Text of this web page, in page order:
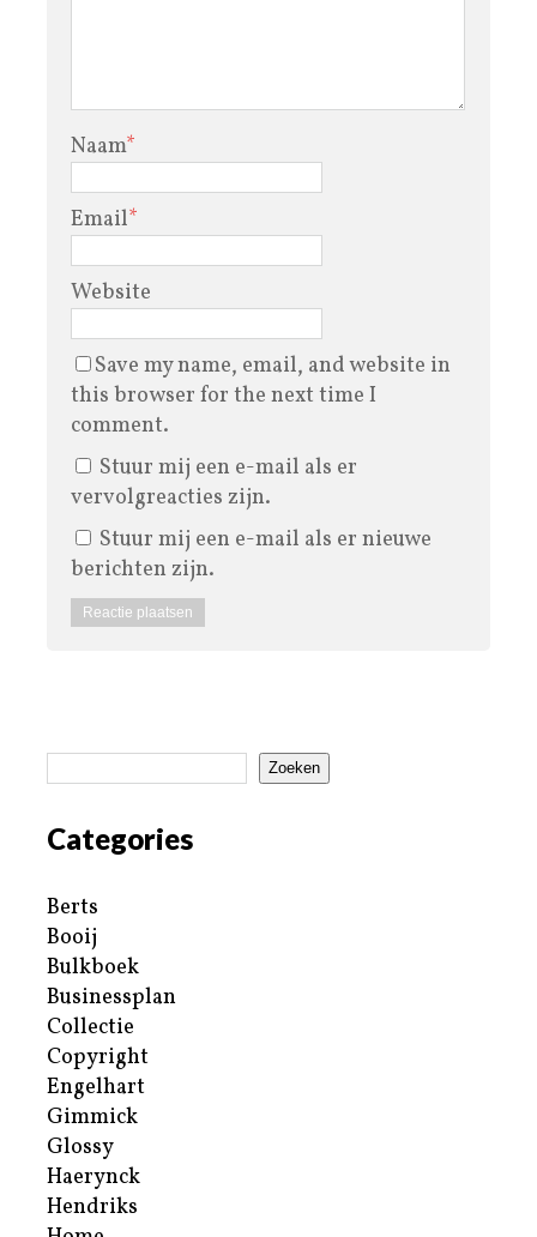
Naam*
Email*
Website
Save my name, email, and website in
this browser for the next time I
comment.
Stuur mij een e-mail als er
vervolgreacties zijn.
Stuur mij een e-mail als er nieuwe
berichten zijn.
Zoeken
Categories
Berts
Booij
Bulkboek
Businessplan
Collectie
Copyright
Engelhart
Gimmick
Glossy
Haerynck
Hendriks